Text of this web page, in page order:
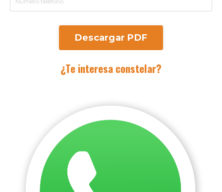
Descargar PDF
¿Te interesa constelar?